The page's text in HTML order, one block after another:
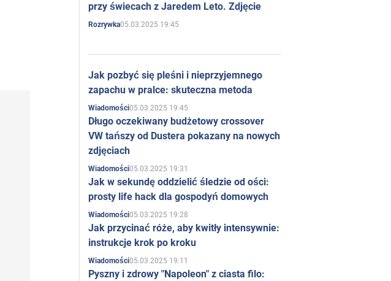
przy świecach z Jaredem Leto. Zdjęcie
Rozrywka05.03.2025 19:45
Jak pozbyć się pleśni i nieprzyjemnego
zapachu w pralce: skuteczna metoda
Wiadomości05.03.2025 19:45
Długo oczekiwany budżetowy crossover
VW tańszy od Dustera pokazany na nowych
zdjęciach
Wiadomości05.03.2025 19:31
Jak w sekundę oddzielić śledzie od ości:
prosty life hack dla gospodyń domowych
Wiadomości05.03.2025 19:28
Jak przycinać róże, aby kwitły intensywnie:
instrukcje krok po kroku
Wiadomości05.03.2025 19:11
Pyszny i zdrowy "Napoleon" z ciasta filo: